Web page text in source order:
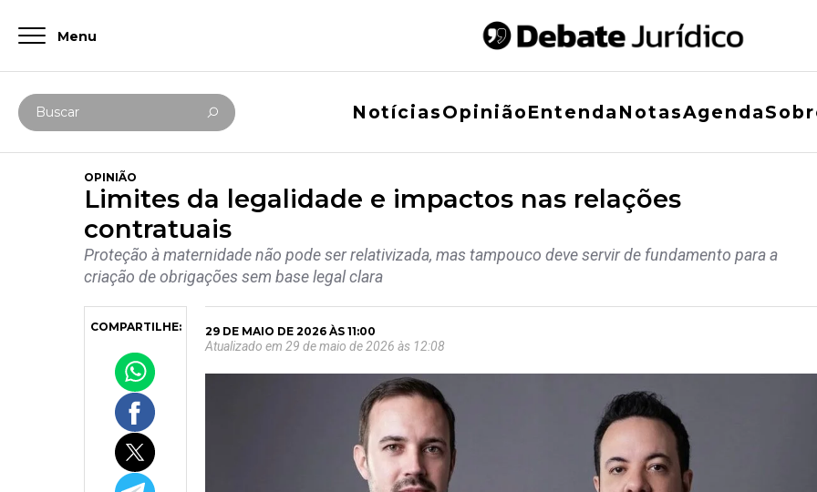
Menu
Digite abaixo sua busca
Buscar
NotíciasOpiniãoEntenda NotasAgenda
OPINIÃO
Limites da legalidade e impactos nas relações
contratuais
Proteção à maternidade não pode ser relativizada, mas tampouco deve servir de fundamento para a
criação de obrigações sem base legal clara
COMPARTILHE: 29 DE MAIO DE 2026 ÀS 11:00
Atualizado em 29 de maio de 2026 às 12:08